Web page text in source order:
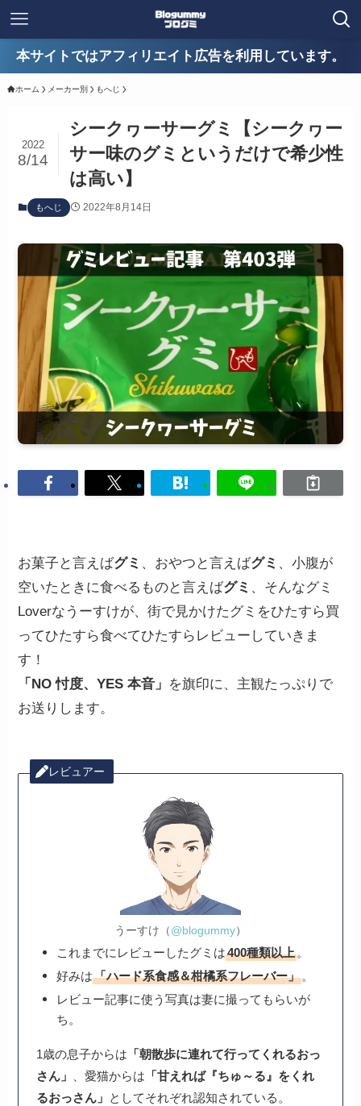
本サイトではアフィリエイト広告を利用しています。
ホーム メーカー別 もへじ
シークヮーサーグミ【シークヮー
サー味のグミというだけで希少性
は高い】
2022
8/14
もへじ 2022年8月14日
お菓子と言えばグミ 、おやつと言えばグミ 、小腹が
空いたときに食べるものと言えばグミ 、そんなグミ
Loverなうーすけが、街で見かけたグミをひたすら買
ってひたすら食べてひたすらレビューしていきま
す！
「NO 忖度、YES 本音」 を旗印に、主観たっぷりで
お送りします。
レビュアー
うーすけ（ @blogummy）
これまでにレビューしたグミは400種類以上 。
好みは「ハード系食感＆柑橘系フレーバー」 。
レビュー記事に使う写真は妻に撮ってもらいが
ち。
1歳の息子からは 「朝散歩に連れて行ってくれるおっ
さん」
、愛猫からは 「甘えれば『ちゅ～る』をくれ
るおっさん」 としてそれぞれ認知されている。